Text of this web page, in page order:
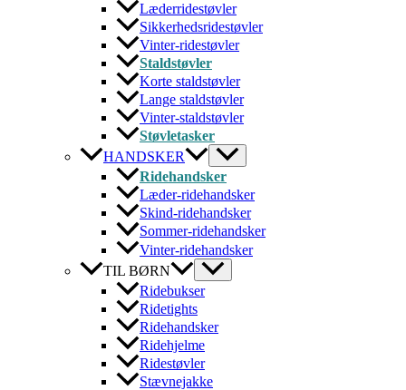
Læderridestøvler
Sikkerhedsridestøvler
Vinter-ridestøvler
Staldstøvler
Korte staldstøvler
Lange staldstøvler
Vinter-staldstøvler
Støvletasker
HANDSKER
Ridehandsker
Læder-ridehandsker
Skind-ridehandsker
Sommer-ridehandsker
Vinter-ridehandsker
TIL BØRN
Ridebukser
Ridetights
Ridehandsker
Ridehjelme
Ridestøvler
Stævnejakke